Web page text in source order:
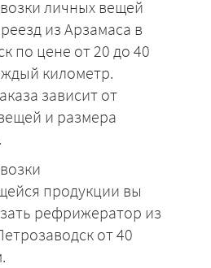
личных вещей
из Арзамаса в
по цене от 20 до 40
километр.
зависит от
и размера
продукции вы
рефрижератор из
от 40